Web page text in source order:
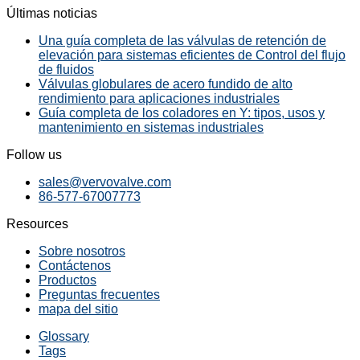
Últimas noticias
Una guía completa de las válvulas de retención de
elevación para sistemas eficientes de Control del flujo
de fluidos
Válvulas globulares de acero fundido de alto
rendimiento para aplicaciones industriales
Guía completa de los coladores en Y: tipos, usos y
mantenimiento en sistemas industriales
Follow us
sales@vervovalve.com
86-577-67007773
Resources
Sobre nosotros
Contáctenos
Productos
Preguntas frecuentes
mapa del sitio
Glossary
Tags